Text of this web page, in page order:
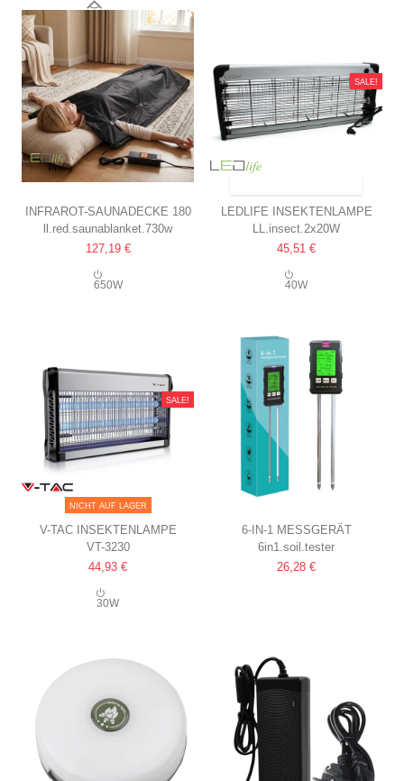
INFRAROT-SAUNADECKE 180
X 80 CM
2 WÄRMEZONEN
ll.red.saunablanket.730w
127,19 €
650W
SALE!
LEDLIFE INSEKTENLAMPE
2X20W, INNEN/ÜBERDACHT,
UV-LICHT, DECKT CA. 150M2
LL.insect.2x20W
45,51 €
40W
SALE!
NICHT AUF LAGER
V-TAC INSEKTENLAMPE
2X15W, FÜR INNENRÄUME,
UV-LICHT, ABDECKUNG 100M²
VT-3230
44,93 €
30W
6-IN-1 MESSGERÄT
PH, FEUCHTIGKEIT,
TEMPERATUR, LICHT,
6in1.soil.tester
26,28 €